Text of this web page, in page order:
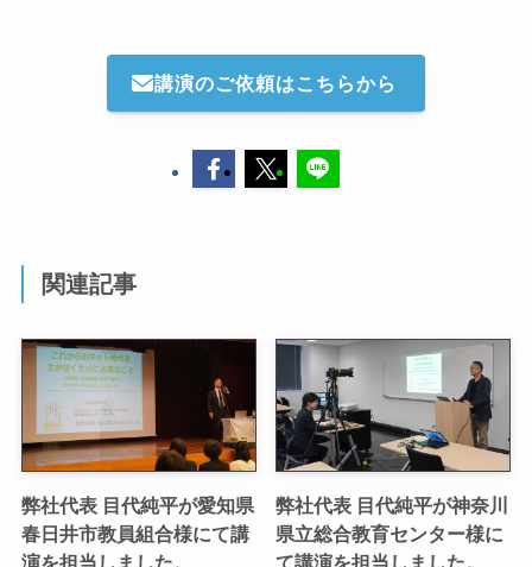
講演のご依頼はこちらから
関連記事
弊社代表 目代純平が愛知県
春日井市教員組合様にて講
弊社代表 目代純平が神奈川
県立総合教育センター様に